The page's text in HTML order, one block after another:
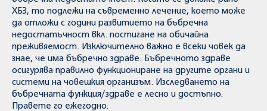
ХБЗ, то подлежи на съвременно лечение, което може
да отложи с години развитието на бъбречна
недостатъчност вкл. постигане на обичайна
преживяемост. Изключително важно е всеки човек да
знае, че има бъбречно здраве. Бъбречното здраве
осигурява правилно функциониране на другите органи и
системи на човешкия организъм. Изследването на
бъбречната функция/здраве е лесно и достъпно.
Правете го ежегодно.